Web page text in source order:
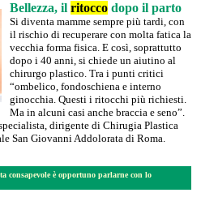
Bellezza, il ritocco dopo il parto
Si diventa mamme sempre più tardi, con
il rischio di recuperare con molta fatica la
vecchia forma fisica. E così, soprattutto
dopo i 40 anni, si chiede un aiutino al
chirurgo plastico. Tra i punti critici
“ombelico, fondoschiena e interno
ginocchia. Questi i ritocchi più richiesti.
Ma in alcuni casi anche braccia e seno”.
dirigente di Chirugia Plastica
San Giovanni Addolorata di Roma.
consapevole è opportuno parlarne con lo